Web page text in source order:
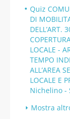
Quiz
DI
DELL’ART.
LOCALE -
TEMPO
ALL’AREA
LOCALE E
Nichelino -
Mostra